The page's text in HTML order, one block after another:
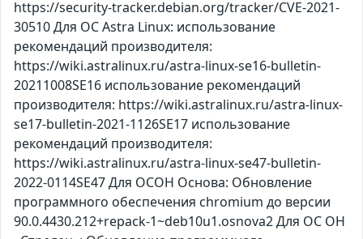
https://security-tracker.debian.org/tracker/CVE-2021-
30510 Для ОС Astra Linux: использование
рекомендаций производителя:
https://wiki.astralinux.ru/astra-linux-se16-bulletin-
20211008SE16 использование рекомендаций
производителя: https://wiki.astralinux.ru/astra-linux-
se17-bulletin-2021-1126SE17 использование
рекомендаций производителя:
https://wiki.astralinux.ru/astra-linux-se47-bulletin-
2022-0114SE47 Для ОСОН Основа: Обновление
программного обеспечения chromium до версии
90.0.4430.212+repack-1~deb10u1.osnova2 Для ОС ОН